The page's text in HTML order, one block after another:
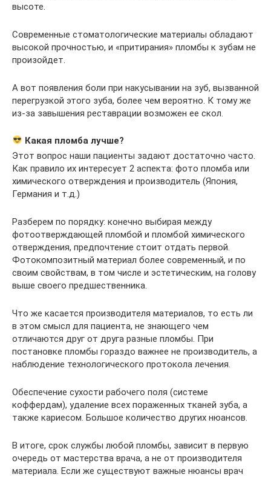
высоте.
Современные стоматологические материалы обладают
высокой прочностью, и «притирания» пломбы к зубам не
произойдет.
А вот появления боли при накусывании на зуб, вызванной
перегрузкой этого зуба, более чем вероятно. К тому же
из-за завышения реставрации возможен ее скол.
Какая пломба лучше?
Этот вопрос наши пациенты задают достаточно часто.
Как правило их интересует 2 аспекта: фото пломба или
химического отверждения и производитель (Япония,
Германия и т.д.)
Разберем по порядку: конечно выбирая между
фотоотверждающей пломбой и пломбой химического
отверждения, предпочтение стоит отдать первой.
Фотокомпозитный материал более современный, и по
своим свойствам, в том числе и эстетическим, на голову
выше своего предшественника.
Что же касается производителя материалов, то есть ли
в этом смысл для пациента, не знающего чем
отличаются друг от друга разные пломбы. При
постановке пломбы гораздо важнее не производитель, а
наблюдение технологического протокола лечения.
Обеспечение сухости рабочего поля (системе
коффердам), удаление всех пораженных тканей зуба, а
также кариесом. Большое количество других нюансов.
В итоге, срок службы любой пломбы, зависит в первую
очередь от мастерства врача, а не от производителя
материала. Если же существуют важные нюансы врач